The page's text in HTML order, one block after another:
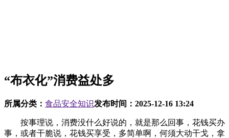
“布衣化”消费益处多
所属分类： 食品安全知识发布时间： 2025-12-16 13:24
按事理说，消费没什么好说的，就是那么回事，花钱买办
事，或者干脆说，花钱买享受，多简单啊，何须大动干戈，拿